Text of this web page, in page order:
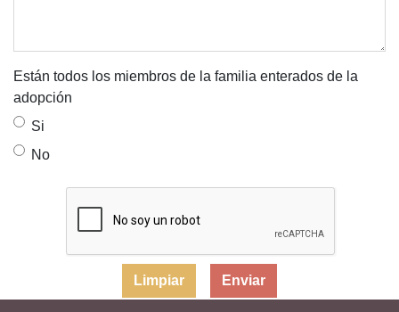
Están todos los miembros de la familia enterados de la
adopción
Si
No
Limpiar